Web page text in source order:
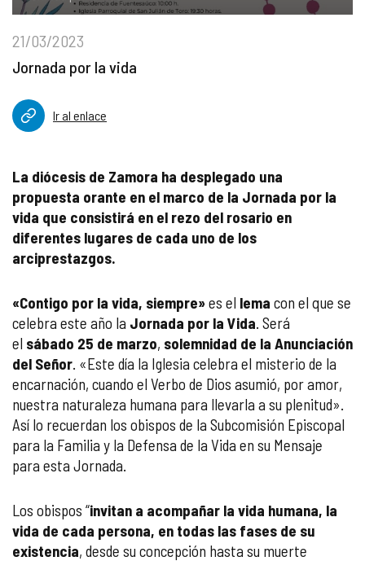
21/03/2023
Jornada por la vida
Ir al enlace
La diócesis de Zamora ha desplegado una
propuesta orante en el marco de la Jornada por la
vida que consistirá en el rezo del rosario en
diferentes lugares de cada uno de los
arciprestazgos.
«Contigo por la vida, siempre»es el lema con el que se
celebra este año la Jornada por la Vida. Será
el sábado 25 de marzo, solemnidad de la Anunciación
del Señor. «Este día la Iglesia celebra el misterio de la
encarnación, cuando el Verbo de Dios asumió, por amor,
nuestra naturaleza humana para llevarla a su plenitud».
Así lo recuerdan los obispos de la Subcomisión Episcopal
para la Familia y la Defensa de la Vida en su Mensaje
para esta Jornada.
Los obispos “invitan a acompañar la vida humana, la
vida de cada persona, en todas las fases de su
existencia, desde su concepción hasta su muerte